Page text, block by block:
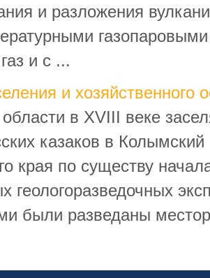
и разложения
и с ...
и хозяйственного
в XVIII веке
казаков в
края по существу
геологоразведочных
были разведаны